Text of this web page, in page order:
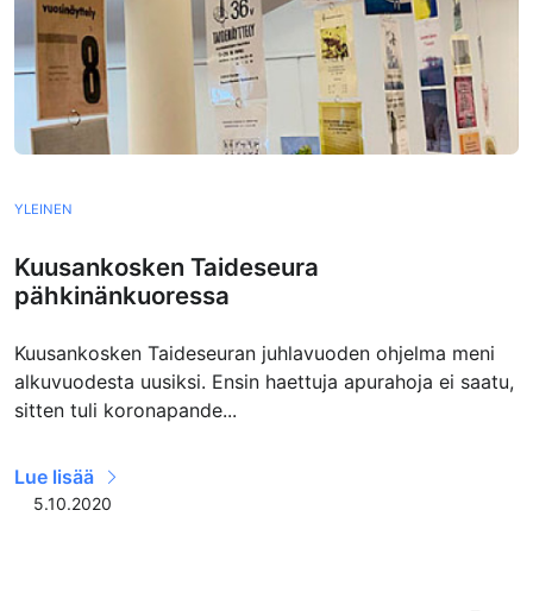
YLEINEN
Kuusankosken Taideseura
pähkinänkuoressa
Kuusankosken Taideseuran juhlavuoden ohjelma meni
alkuvuodesta uusiksi. Ensin haettuja apurahoja ei saatu,
sitten tuli koronapande...
Lue lisää
5.10.2020